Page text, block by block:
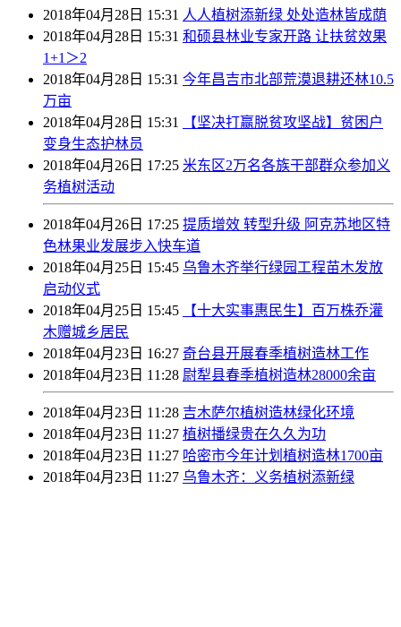
2018年04月28日 15:31 人人植树添新绿 处处造林皆成荫
2018年04月28日 15:31 和硕县林业专家开路 让扶贫效果
1+1＞2
2018年04月28日 15:31 今年昌吉市北部荒漠退耕还林10.5
万亩
2018年04月28日 15:31
【坚决打赢脱贫攻坚战】贫困户
变身生态护林员
2018年04月26日 17:25 米东区2万名各族干部群众参加义
务植树活动
2018年04月26日 17:25 提质增效 转型升级 阿克苏地区特
色林果业发展步入快车道
2018年04月25日 15:45 乌鲁木齐举行绿园工程苗木发放
启动仪式
2018年04月25日 15:45
【十大实事惠民生】百万株乔灌
木赠城乡居民
2018年04月23日 16:27 奇台县开展春季植树造林工作
2018年04月23日 11:28 尉犁县春季植树造林28000余亩
2018年04月23日 11:28 吉木萨尔植树造林绿化环境
2018年04月23日 11:27 植树播绿贵在久久为功
2018年04月23日 11:27 哈密市今年计划植树造林1700亩
2018年04月23日 11:27 乌鲁木齐：义务植树添新绿